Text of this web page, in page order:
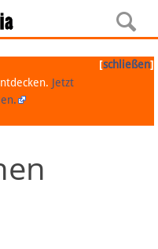
[schließen]
Jetzt